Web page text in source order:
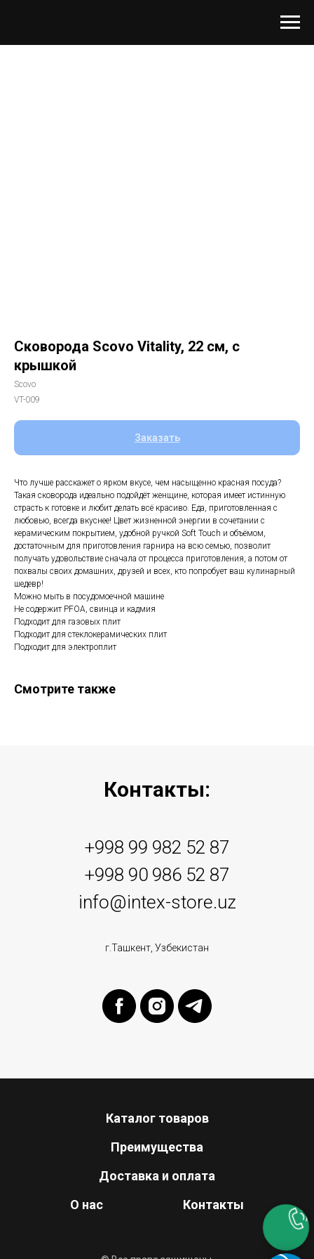
Сковорода Scovo Vitality, 22 см, с
крышкой
Scovo
VT-009
Заказать
Что лучше расскажет о ярком вкусе, чем насыщенно красная посуда?
Такая сковорода идеально подойдёт женщине, которая имеет истинную
страсть к готовке и любит делать всё красиво. Еда, приготовленная с
любовью, всегда вкуснее! Цвет жизненной энергии в сочетании с
керамическим покрытием, удобной ручкой Soft Touch и объёмом,
достаточным для приготовления гарнира на всю семью, позволит
получать удовольствие сначала от процесса приготовления, а потом от
похвалы своих домашних, друзей и всех, кто попробует ваш кулинарный
шедевр!
Можно мыть в посудомоечной машине
Не содержит PFOA, свинца и кадмия
Подходит для газовых плит
Подходит для стеклокерамических плит
Подходит для электроплит
Смотрите также
Контакты:
+998 99 982 52 87
+998 90 986 52 87
info@intex-store.uz
г.Ташкент, Узбекистан
Каталог товаров
Преимущества
Доставка и оплата
О нас
Контакты